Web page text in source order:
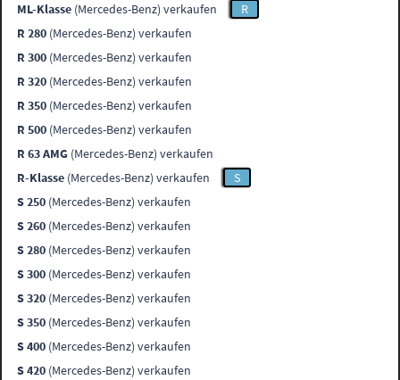
ML-Klasse (Mercedes-Benz) verkaufen
R
R 280 (Mercedes-Benz) verkaufen
R 300 (Mercedes-Benz) verkaufen
R 320 (Mercedes-Benz) verkaufen
R 350 (Mercedes-Benz) verkaufen
R 500 (Mercedes-Benz) verkaufen
R 63 AMG (Mercedes-Benz) verkaufen
R-Klasse (Mercedes-Benz) verkaufen
S
S 250 (Mercedes-Benz) verkaufen
S 260 (Mercedes-Benz) verkaufen
S 280 (Mercedes-Benz) verkaufen
S 300 (Mercedes-Benz) verkaufen
S 320 (Mercedes-Benz) verkaufen
S 350 (Mercedes-Benz) verkaufen
S 400 (Mercedes-Benz) verkaufen
S 420 (Mercedes-Benz) verkaufen